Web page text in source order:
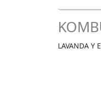
LAVANDA Y